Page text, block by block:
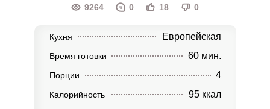
9264 0 18 0
Кухня Европейская
Время готовки 60 мин.
Порции 4
Калорийность 95 ккал